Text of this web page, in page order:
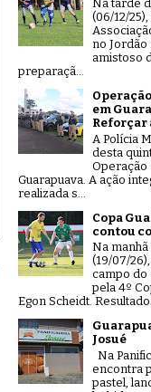
Na tarde
(06/12/
no Jordão
amistoso
preparaçã...
em
Reforçar
A Polícia
desta
Operação
Guarapuava. A ação
realizada s...
Copa
contou
Na
(19/07/
campo do
pela 4º
Egon Scheidt.
Josué
Na
encontra
pastel,